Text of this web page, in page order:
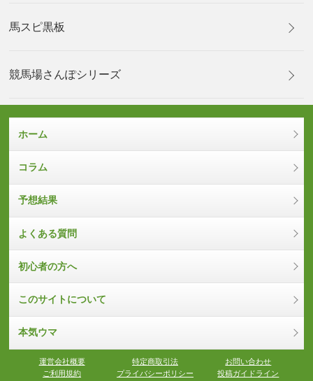
馬スピ黒板
競馬場さんぽシリーズ
ホーム
コラム
予想結果
よくある質問
初心者の方へ
このサイトについて
本気ウマ
運営会社概要 特定商取引法
お問い合わせ
ご利用規約
プライバシーポリシー
投稿ガイドライン